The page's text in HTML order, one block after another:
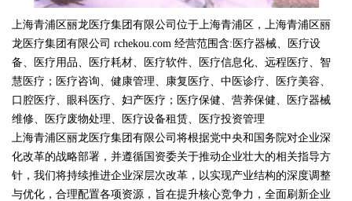
上海青浦区丽龙医疗集团有限公司位于上海青浦区，上海青浦区丽
龙医疗集团有限公司 rchekou.com 经营范围含:医疗器械、医疗设
备、医疗用品、医疗耗材、医疗软件、医疗信息化、远程医疗、智
慧医疗；医疗咨询、健康管理、康复医疗、中医诊疗、医疗美容、
口腔医疗、眼科医疗、妇产医疗；医疗保健、营养保健、医疗器械
维修、医疗废物处理、医疗设备租赁、医疗投资管理
上海青浦区丽龙医疗集团有限公司将根据党中央和国务院对企业深
化改革的战略部署，并遵循国资委关于推动企业壮大的相关指导方
针，我们将持续推进企业深层次改革，以实现产业结构的深度调整
与优化，合理配置各项资源，旨在提升核心竞争力，全面刷新企业